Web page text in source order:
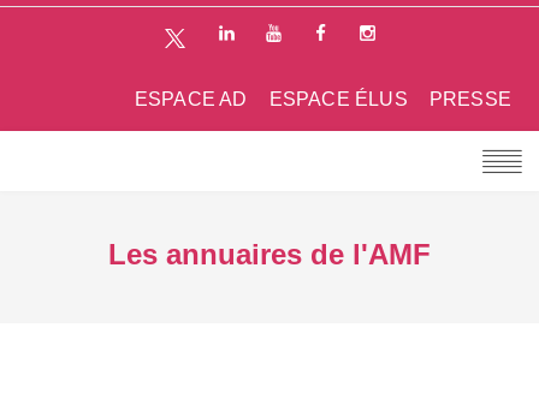
PRESSE
ESPACE ÉLUS
ESPACE AD
Les annuaires de l'AMF